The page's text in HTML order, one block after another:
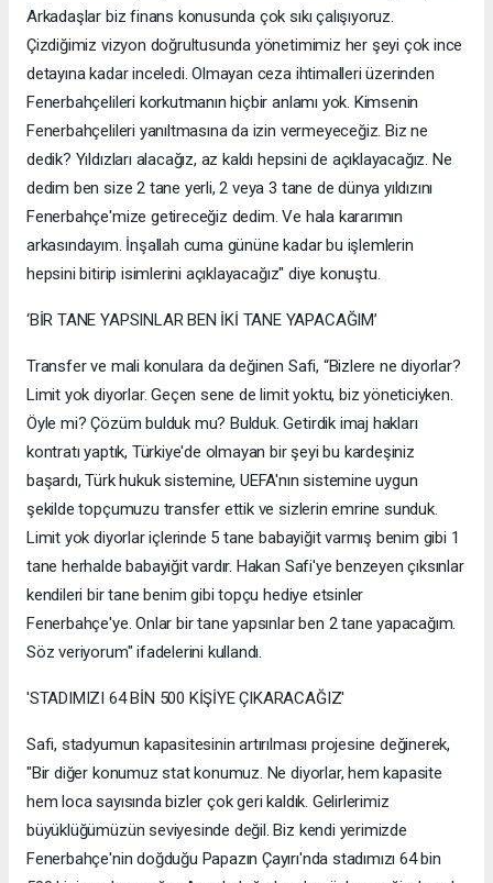
Arkadaşlar biz finans konusunda çok sıkı çalışıyoruz.
Çizdiğimiz vizyon doğrultusunda yönetimimiz her şeyi çok ince
detayına kadar inceledi. Olmayan ceza ihtimalleri üzerinden
Fenerbahçelileri korkutmanın hiçbir anlamı yok. Kimsenin
Fenerbahçelileri yanıltmasına da izin vermeyeceğiz. Biz ne
dedik? Yıldızları alacağız, az kaldı hepsini de açıklayacağız. Ne
dedim ben size 2 tane yerli, 2 veya 3 tane de dünya yıldızını
Fenerbahçe'mize getireceğiz dedim. Ve hala kararımın
arkasındayım. İnşallah cuma gününe kadar bu işlemlerin
hepsini bitirip isimlerini açıklayacağız" diye konuştu.
‘BİR TANE YAPSINLAR BEN İKİ TANE YAPACAĞIM’
Transfer ve mali konulara da değinen Safi, “Bizlere ne diyorlar?
Limit yok diyorlar. Geçen sene de limit yoktu, biz yöneticiyken.
Öyle mi? Çözüm bulduk mu? Bulduk. Getirdik imaj hakları
kontratı yaptık, Türkiye'de olmayan bir şeyi bu kardeşiniz
başardı, Türk hukuk sistemine, UEFA'nın sistemine uygun
şekilde topçumuzu transfer ettik ve sizlerin emrine sunduk.
Limit yok diyorlar içlerinde 5 tane babayiğit varmış benim gibi 1
tane herhalde babayiğit vardır. Hakan Safi'ye benzeyen çıksınlar
kendileri bir tane benim gibi topçu hediye etsinler
Fenerbahçe'ye. Onlar bir tane yapsınlar ben 2 tane yapacağım.
Söz veriyorum" ifadelerini kullandı.
'STADIMIZI 64 BİN 500 KİŞİYE ÇIKARACAĞIZ'
Safi, stadyumun kapasitesinin artırılması projesine değinerek,
"Bir diğer konumuz stat konumuz. Ne diyorlar, hem kapasite
hem loca sayısında bizler çok geri kaldık. Gelirlerimiz
büyüklüğümüzün seviyesinde değil. Biz kendi yerimizde
Fenerbahçe'nin doğduğu Papazın Çayırı'nda stadımızı 64 bin